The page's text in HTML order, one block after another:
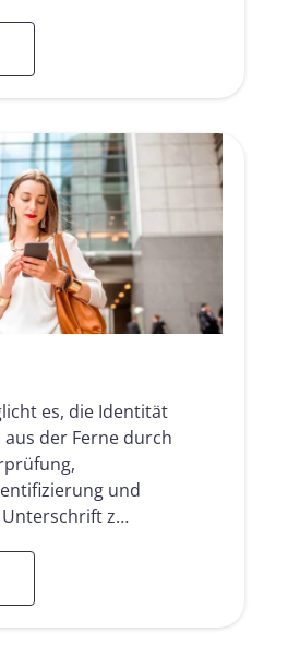
es, die Identität
der Ferne durch
und
z…